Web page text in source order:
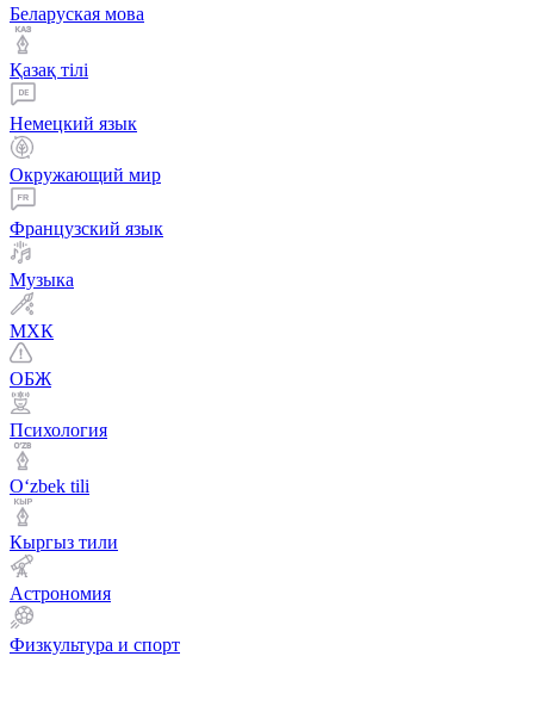
Беларуская мова
Қазақ тiлi
Немецкий язык
Окружающий мир
Французский язык
Музыка
МХК
ОБЖ
Психология
Оʻzbek tili
Кыргыз тили
Астрономия
Физкультура и спорт